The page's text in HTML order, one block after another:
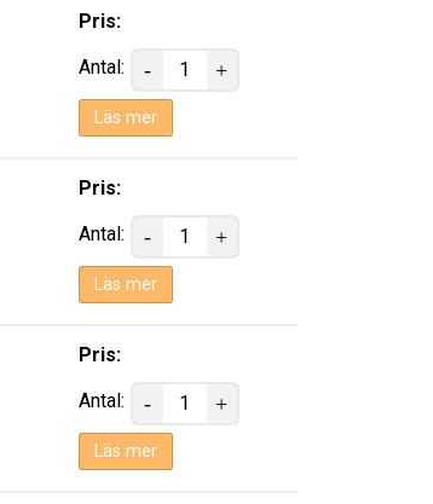
Pris:
Antal:
Läs mer
Pris:
Antal:
Läs mer
Pris:
Antal:
Läs mer